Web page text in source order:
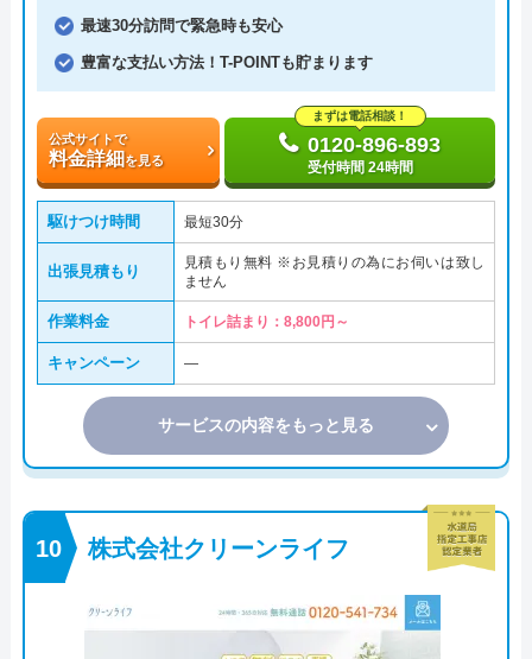
最速30分訪問で緊急時も安心
豊富な支払い方法！T-POINTも貯まります
公式サイトで
料金詳細を見る
まずは電話相談！
0120-896-893
受付時間 24時間
駆けつけ時間 最短30分
出張見積もり
見積もり無料 ※お見積りの為にお伺いは致し
ません
作業料金 トイレ詰まり：8,800円～
キャンペーン ―
サービスの内容をもっと見る
株式会社クリーンライフ